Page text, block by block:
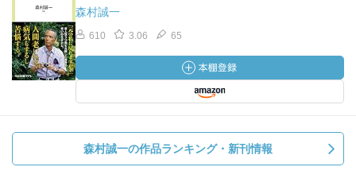
森村誠一
610 3.06 65
森村誠一の作品ランキング・新刊情報